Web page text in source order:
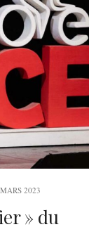
2023
» du